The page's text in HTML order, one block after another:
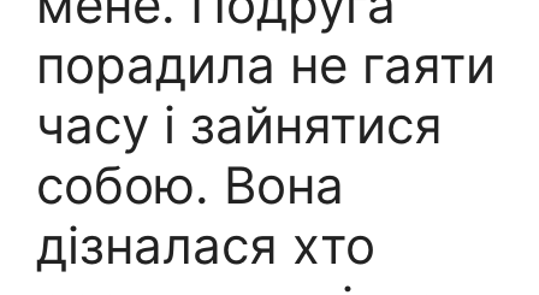
порадила не гаяти
часу і зайнятися
собою. Вона
дізналася хто